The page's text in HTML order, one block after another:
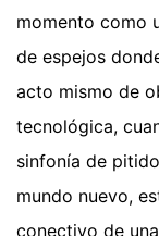
momento como
de espejos
acto mismo de
tecnológica,
sinfonía de
mundo nuevo,
conectivo de